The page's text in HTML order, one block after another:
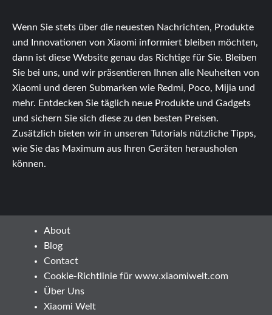
Wenn Sie stets über die neuesten Nachrichten, Produkte
und Innovationen von Xiaomi informiert bleiben möchten,
dann ist diese Website genau das Richtige für Sie. Bleiben
Sie bei uns, und wir präsentieren Ihnen alle Neuheiten von
Xiaomi und deren Submarken wie Redmi, Poco, Mijia und
mehr. Entdecken Sie täglich neue Produkte und Gadgets
und sichern Sie sich diese zu den besten Preisen.
Zusätzlich bieten wir in unseren Tutorials nützliche Tipps,
wie Sie das Maximum aus Ihren Geräten herausholen
können.
About
Blog
Contact
Cookie-Richtlinie für www.xiaomiwelt.com
Über Uns
Xiaomi Welt